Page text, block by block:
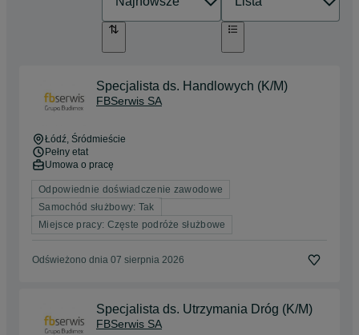
Specjalista ds. Handlowych (K/M)
FBSerwis SA
Łódź , Śródmieście
Pełny etat
Umowa o pracę
Odpowiednie doświadczenie zawodowe
Samochód służbowy: Tak
Miejsce pracy: Częste podróże służbowe
Odświeżono dnia 07 sierpnia 2026
Specjalista ds. Utrzymania Dróg (K/M)
FBSerwis SA